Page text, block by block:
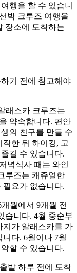
행을 할 수 있습니
박 크루즈 여행을
장소에 도착하는
기 전에 참고해야
래스카 크루즈는
약속합니다. 편안
의 친구를 만들 수
한 뒤 하이킹, 고
길 수 있습니다.
녁식사 때는 와인
루즈는 캐쥬얼한
필요가 없습니다.
월에서 9개월 전
습니다. 4월 중순부
지가 알래스카를 가
다. 6월이나 7월
할 수 있습니다.
발 하루 전에 도착